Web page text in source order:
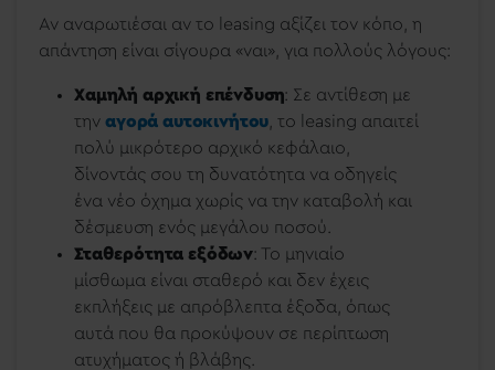
Αν αναρωτιέσαι αν το leasing αξίζει τον κόπο, η
απάντηση είναι σίγουρα «ναι», για πολλούς λόγους:
Χαμηλή αρχική επένδυση: Σε αντίθεση με
την αγορά αυτοκινήτου , το leasing απαιτεί
πολύ μικρότερο αρχικό κεφάλαιο,
δίνοντάς σου τη δυνατότητα να οδηγείς
ένα νέο όχημα χωρίς να την καταβολή και
δέσμευση ενός μεγάλου ποσού.
Σταθερότητα εξόδων: Το μηνιαίο
μίσθωμα είναι σταθερό και δεν έχεις
εκπλήξεις με απρόβλεπτα έξοδα, όπως
αυτά που θα προκύψουν σε περίπτωση
ατυχήματος ή βλάβης.